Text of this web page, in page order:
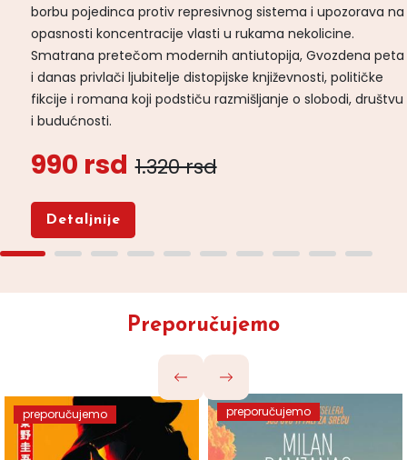
borbu pojedinca protiv represivnog sistema i upozorava na
opasnosti koncentracije vlasti u rukama nekolicine.
Smatrana pretečom modernih antiutopija, Gvozdena peta
i danas privlači ljubitelje distopijske književnosti, političke
fikcije i romana koji podstiču razmišljanje o slobodi, društvu
i budućnosti.
990 rsd 1.320 rsd
Detaljnije
Preporučujemo
preporučujemo preporučujemo